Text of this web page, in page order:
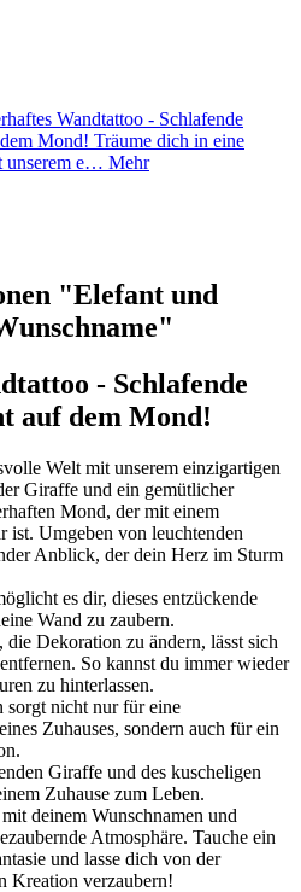
Wandtattoo - Schlafende
Mond! Träume dich in eine
unserem e… Mehr
"Elefant und
- Schlafende
auf dem Mond!
Welt mit unserem einzigartigen
Giraffe und ein gemütlicher
Mond, der mit einem
ist. Umgeben von leuchtenden
Anblick, der dein Herz im Sturm
es dir, dieses entzückende
Wand zu zaubern.
Dekoration zu ändern, lässt sich
So kannst du immer wieder
zu hinterlassen.
sorgt nicht nur für eine
Zuhauses, sondern auch für ein
Giraffe und des kuscheligen
Zuhause zum Leben.
deinem Wunschnamen und
Atmosphäre. Tauche ein
und lasse dich von der
Kreation verzaubern!